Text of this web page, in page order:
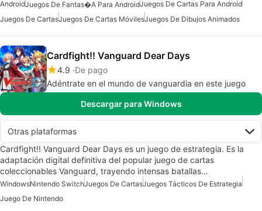
AndroidJuegos De Fantas�a Para AndroidJuegos De Cartas Para Android
Juegos De CartasJuegos De Cartas MóvilesJuegos De Dibujos Animados
Cardfight!! Vanguard Dear Days
4.9 De pago
Adéntrate en el mundo de vanguardia en este juego
Descargar para Windows
Otras plataformas
Cardfight!! Vanguard Dear Days es un juego de estrategia. Es la
adaptación digital definitiva del popular juego de cartas
coleccionables Vanguard, trayendo intensas batallas…
WindowsNintendo SwitchJuegos De CartasJuegos Tácticos De Estrategia
Juego De Nintendo